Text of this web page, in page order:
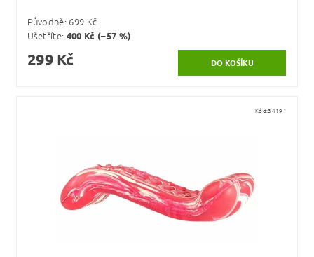
Původně: 699 Kč
Ušetříte: 400 Kč (–57 %)
299 Kč
Kód:34191